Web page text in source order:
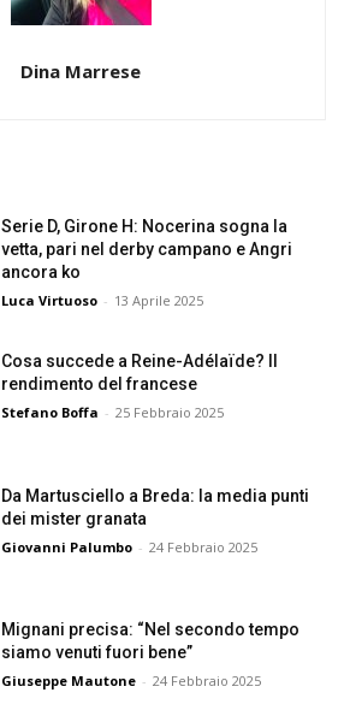
Dina Marrese
Serie D, Girone H: Nocerina sogna la
vetta, pari nel derby campano e Angri
ancora ko
Luca Virtuoso - 13 Aprile 2025
Cosa succede a Reine-Adélaïde? Il
rendimento del francese
Stefano Boffa - 25 Febbraio 2025
Da Martusciello a Breda: la media punti
dei mister granata
Giovanni Palumbo - 24 Febbraio 2025
Mignani precisa: “Nel secondo tempo
siamo venuti fuori bene”
Giuseppe Mautone - 24 Febbraio 2025